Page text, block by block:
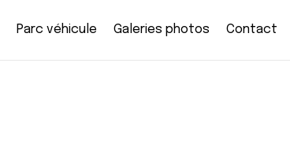
Parc véhicule Galeries photos Contact